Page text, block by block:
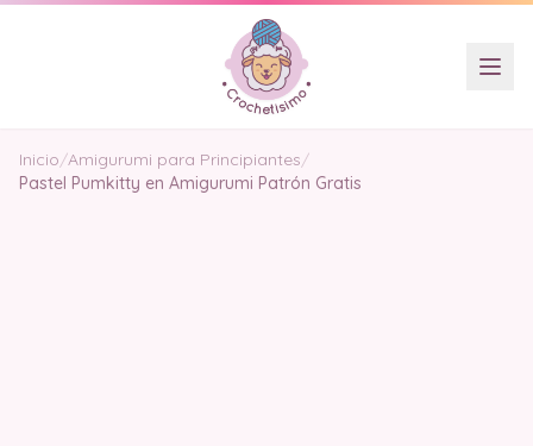
Inicio/Amigurumi para Principiantes/
Pastel Pumkitty en Amigurumi Patrón Gratis